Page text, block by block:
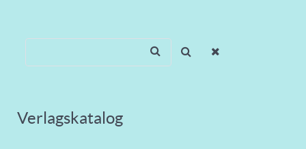
Verlagskatalog